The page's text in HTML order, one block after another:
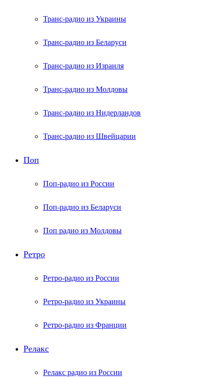
Транс-радио из Украины
Транс-радио из Беларуси
Транс-радио из Израиля
Транс-радио из Молдовы
Транс-радио из Нидерландов
Транс-радио из Швейцарии
Поп
Поп-радио из России
Поп-радио из Беларуси
Поп радио из Молдовы
Ретро
Ретро-радио из России
Ретро-радио из Украины
Ретро-радио из Франции
Релакс
Релакс радио из России